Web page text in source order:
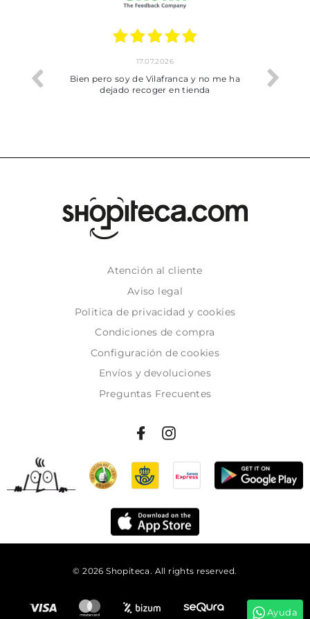
trobat
17.07.2026
Bien pero soy de Vilafranca y no me ha
dejado recoger en tienda
Atención al cliente
Aviso legal
Politica de privacidad y cookies
Condiciones de compra
Configuración de cookies
Envíos y devoluciones
Preguntas Frecuentes
© 2026 Shopiteca. All rights reserved.
Ayuda